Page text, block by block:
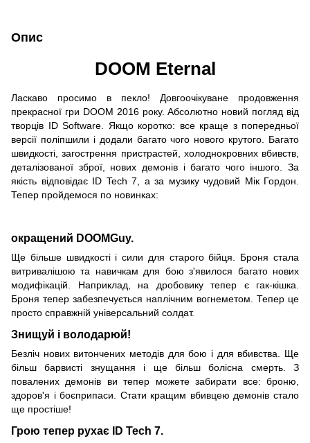
Опис
DOOM Eternal
Ласкаво просимо в пекло! Довгоочікуване продовження
прекрасної гри DOOM 2016 року. Абсолютно новий погляд від
творців ID Software. Якщо коротко: все краще з попередньої
версії поліпшили і додали багато чого нового крутого. Багато
швидкості, загострення пристрастей, холоднокровних вбивств,
деталізованої зброї, нових демонів і багато чого іншого. За
якість відповідає ID Tech 7, а за музику чудовий Мік Гордон.
Тепер пройдемося по новинках:
окращений DOOMGuy.
Ще більше швидкості і сили для старого бійця. Броня стала
витривалішою та навичкам для бою з'явилося багато нових
модифікацій. Наприклад, на дробовику тепер є гак-кішка.
Броня тепер забезпечується наплічним вогнеметом. Тепер це
просто справжній універсальний солдат.
Знищуй і володарюй!
Безліч нових витончених методів для бою і для вбивства. Ще
більш барвисті знущання і ще більш болісна смерть. З
повалених демонів ви тепер можете забирати все: броню,
здоров'я і боєприпаси. Стати кращим вбивцею демонів стало
ще простіше!
Грою тепер рухає ID Tech 7.